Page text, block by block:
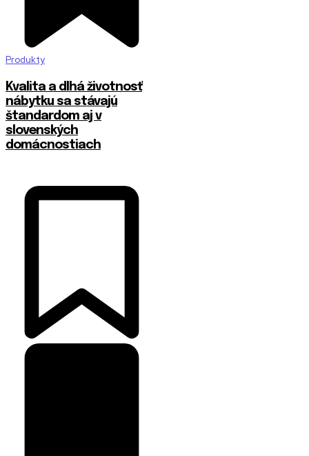
Produkty
​Kvalita a dlhá životnosť
nábytku sa stávajú
štandardom aj v
slovenských
domácnostiach